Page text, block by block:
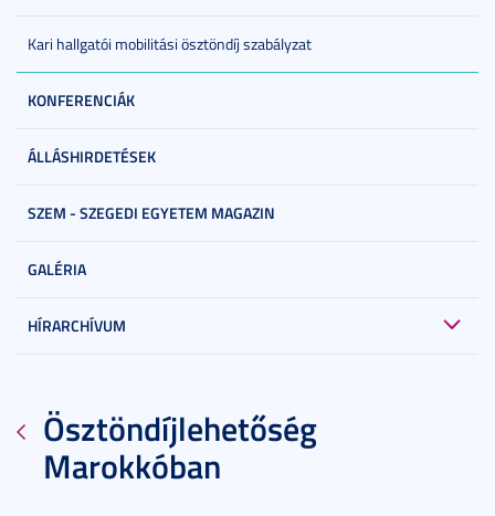
Kari hallgatói mobilitási ösztöndíj szabályzat
KONFERENCIÁK
ÁLLÁSHIRDETÉSEK
SZEM - SZEGEDI EGYETEM MAGAZIN
GALÉRIA
HÍRARCHÍVUM
Ösztöndíjlehetőség
Marokkóban